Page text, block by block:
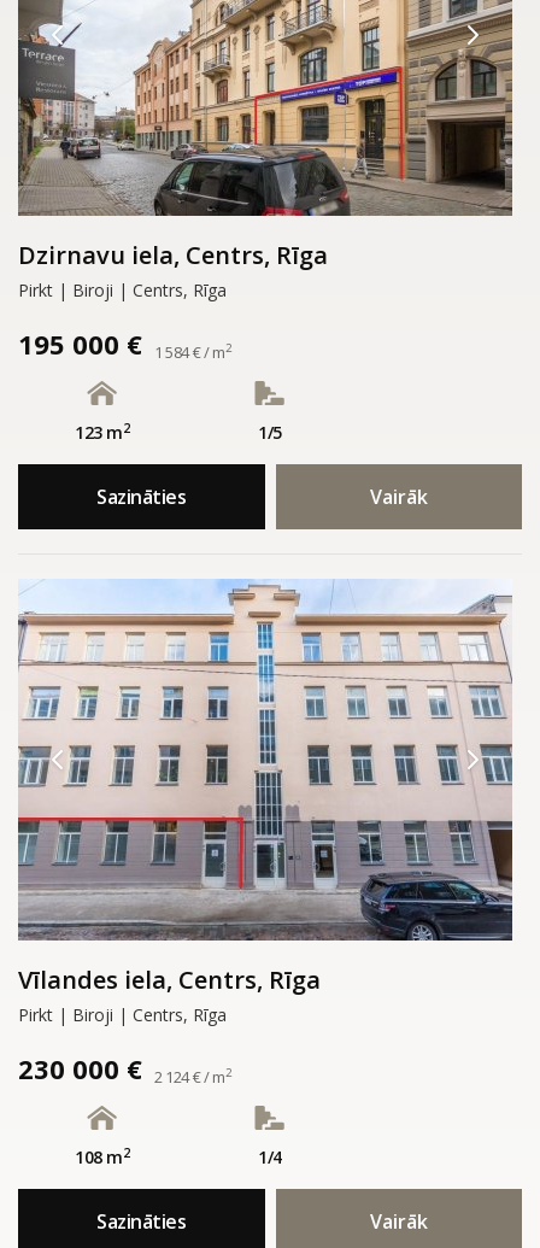
Dzirnavu iela, Centrs, Rīga
Pirkt | Biroji | Centrs, Rīga
195 000 € 1 584 € / m2
123 m2 1/5
Sazināties Vairāk
Vīlandes iela, Centrs, Rīga
Pirkt | Biroji | Centrs, Rīga
230 000 € 2 124 € / m2
108 m2 1/4
Sazināties Vairāk